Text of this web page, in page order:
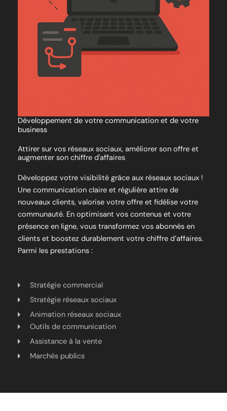
Développement de votre communication et de votre
business
Attirer sur vos réseaux sociaux, améliorer son offre et
augmenter son chiffre d'affaires
Développez votre visibilité grâce aux réseaux sociaux !
Une communication claire et régulière attire de
nouveaux clients, valorise votre offre et fidélise votre
communauté. En optimisant vos contenus et votre
présence en ligne, vous transformez vos abonnés en
clients et boostez durablement votre chiffre d’affaires.
Parmi les prestations :
Stratégie commercial
Stratégie réseaux sociaux
Animation réseaux sociaux
Outils de communication
Assistance à la vente
Marchés publics